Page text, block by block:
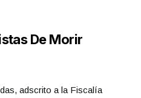
De Morir
adscrito a la Fiscalía